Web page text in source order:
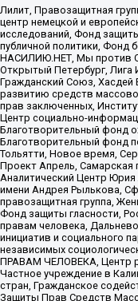
Лилит, Правозащитная
центр немецкой и
исследований, Фонд
публичной политики, Фонд
НАСИЛИЮ.НЕТ, Мы против
Открытый Петербург, Лига
Гражданский Союз, Хасдей
развитию средств
прав заключенных,
Центр социально-
Благотворительный фонд
Благотворительный фонд
Тольятти, Новое время,
Проект Апрель, Самарская
Аналитический Центр
имени Андрея Рылькова,
правозащитная группа,
Фонд защиты гласности,
правам человека,
инициатив и социального
независимых
ПРАВАМ ЧЕЛОВЕКА, Центр
Частное учреждение в
стран, Гражданское
Защиты Прав Средств